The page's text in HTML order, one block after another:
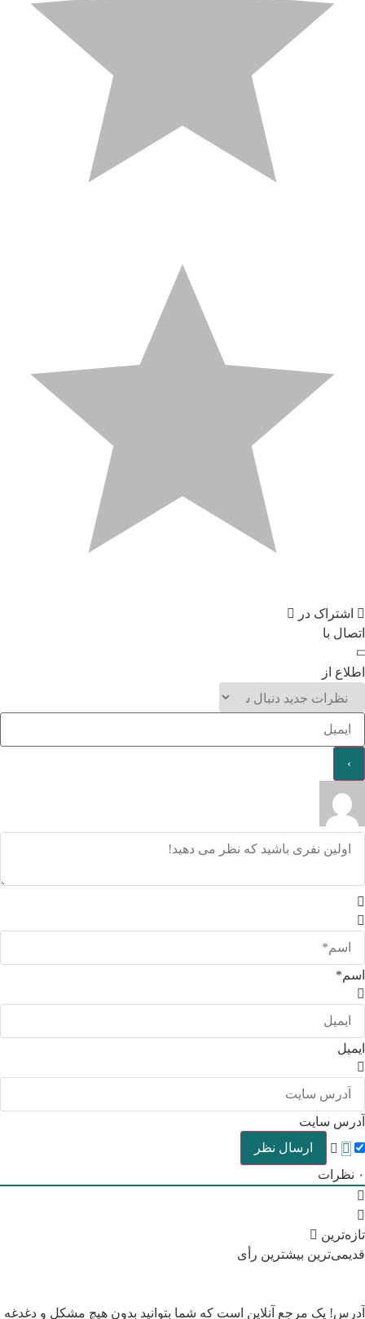
اشتراک در
اتصال با
اطلاع از
اسم*
ایمیل
آدرس سایت
۰ نظرات
تازه‌ترین
قدیمی‌ترین بیشترین رأی
آدرس! یک مرجع آنلاین است که شما بتوانید بدون هیچ مشکل و دغدغه